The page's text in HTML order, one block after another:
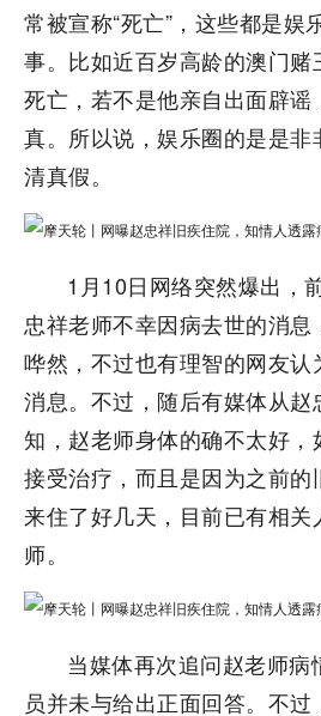
常被宣称“死亡”，这些都是娱
事。比如近百岁高龄的澳门
死亡，若不是他亲自出面辟谣
真。所以说，娱乐圈的是是
清真假。
1月10日网络突然爆出，
忠祥老师不幸因病去世的消
哗然，不过也有理智的网友
消息。不过，随后有媒体从
知，赵老师身体的确不太好
接受治疗，而且是因为之前
来住了好几天，目前已有相
师。
当媒体再次追问赵老师病
员并未与给出正面回答。不过